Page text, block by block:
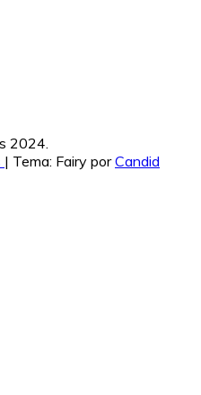
2024.
| Tema: Fairy porCandid